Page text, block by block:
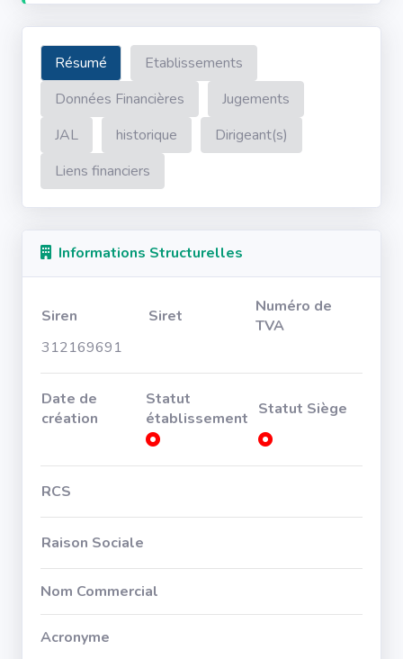
Résumé
Etablissements
Données Financières
Jugements
JAL
historique
Dirigeant(s)
Liens financiers
Informations Structurelles
Siren Siret
Numéro de
TVA
312169691
Date de
création
Statut
établissement Statut Siège
RCS
Raison Sociale
Nom Commercial
Acronyme